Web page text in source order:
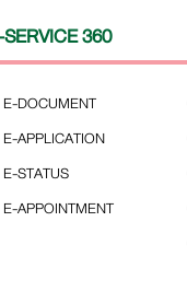
360
E-DOCUMENT
E-APPLICATION
E-STATUS
E-APPOINTMENT